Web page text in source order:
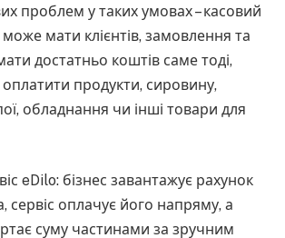
проблем у таких умовах – касовий
може мати клієнтів, замовлення та
достатньо коштів саме тоді,
продукти, сировину,
обладнання чи інші товари для
eDilo: бізнес завантажує рахунок
сервіс оплачує його напряму, а
суму частинами за зручним